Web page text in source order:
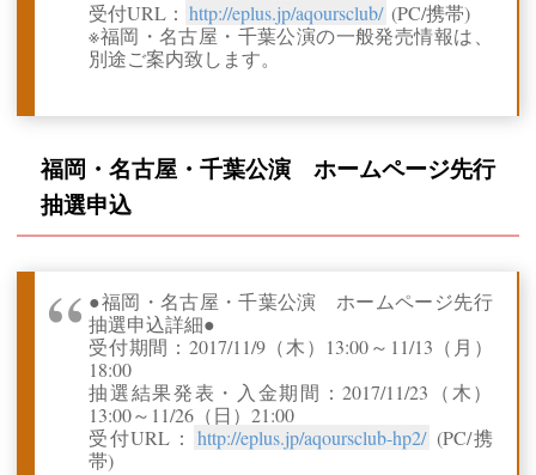
受付URL： http://eplus.jp/aqoursclub/ (PC/携帯)
※福岡・名古屋・千葉公演の一般発売情報は、
別途ご案内致します。
福岡・名古屋・千葉公演 ホームページ先行
抽選申込
●福岡・名古屋・千葉公演 ホームページ先行
抽選申込詳細●
受付期間：2017/11/9（木）13:00～11/13（月）
18:00
抽選結果発表・入金期間：2017/11/23（木）
13:00～11/26（日）21:00
受付URL： http://eplus.jp/aqoursclub-hp2/ (PC/携
帯)